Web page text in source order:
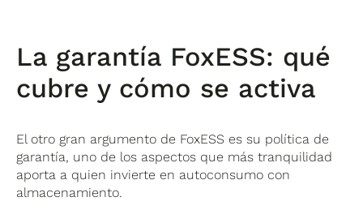
La garantía FoxESS: qué
cubre y cómo se activa
El otro gran argumento de FoxESS es su política de
garantía, uno de los aspectos que más tranquilidad
aporta a quien invierte en autoconsumo con
almacenamiento.